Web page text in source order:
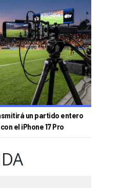
un partido entero
el iPhone 17 Pro